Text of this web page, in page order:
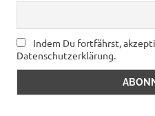
Indem Du fortfährst,
Datenschutzerklärung.